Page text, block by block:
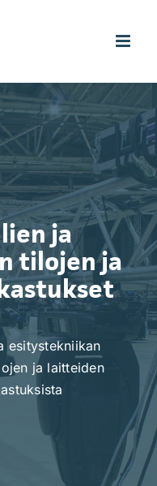
ja
tilojen ja
esitystekniikan
ja laitteiden